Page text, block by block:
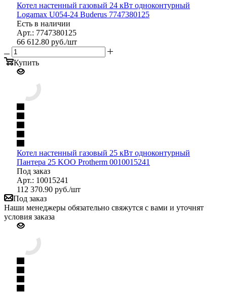
Котел настенный газовый 24 кВт одноконтурный
Logamax U054-24 Buderus 7747380125
Есть в наличии
Арт.: 7747380125
66 612.80 руб./шт
Купить
Котел настенный газовый 25 кВт одноконтурный
Пантера 25 KOO Protherm 0010015241
Под заказ
Арт.: 10015241
112 370.90 руб./шт
Под заказ
Наши менеджеры обязательно свяжутся с вами и уточнят
условия заказа